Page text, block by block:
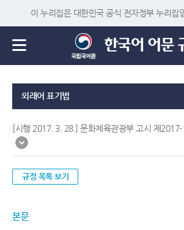
이 누리집은 대한민국 공식 전자정부 누리집
외래어 표기법
[시행 2017. 3. 28.] 문화체육관광부 고시 제
규정 목록 보기
본문